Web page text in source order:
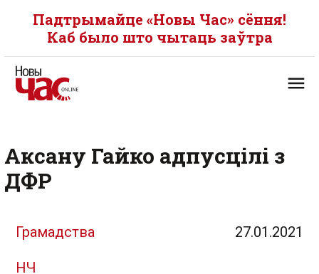
Падтрымайце «Новы Час» сёння!
Каб было што чытаць заўтра
Аксану Гайко адпусцілі з
ДФР
Грамадства 27.01.2021
НЧ